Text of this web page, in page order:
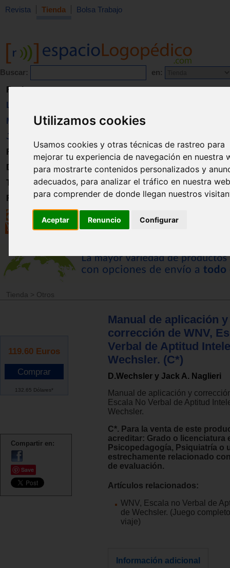
Utilizamos cookies
Usamos cookies y otras técnicas de rastreo para
mejorar tu experiencia de navegación en nuestra
para mostrarte contenidos personalizados y
adecuados, para analizar el tráfico en nuestra
para comprender de donde llegan nuestros
Aceptar Renuncio Configurar
Revista Tienda Bolsa Trabajo
Buscar: en:
Revista
Libros
Material
Juguetes
Formación
Directorio
Trabajo
Registro
Tienda > Otros
119.60 Euros
132.65 Dólares*
Compartir en:
Save
Manual de aplicación y
corrección de WNV,
Verbal de Aptitud
Wechsler. (C*)
D.Wechsler y Jack A. Naglieri
Manual de aplicación y
Escala No Verbal de Aptitud
Wechsler.
C*. Para la venta de este
acreditar: Grado o licenciatura
Psicopedagogía, Psiquiatría o
estrechamente relacionado
de evaluación.
Artículos relacionados:
WNV, Escala no Verbal de
de Wechsler. (Juego
viaje)
Información adicional